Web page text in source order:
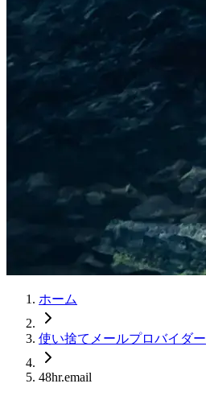
ホーム
使い捨てメールプロバイダー
48hr.email